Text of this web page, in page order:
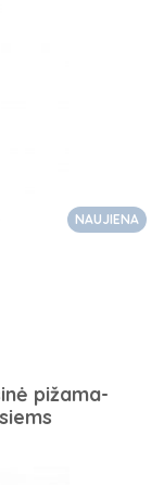
NAUJIENA
pižama-